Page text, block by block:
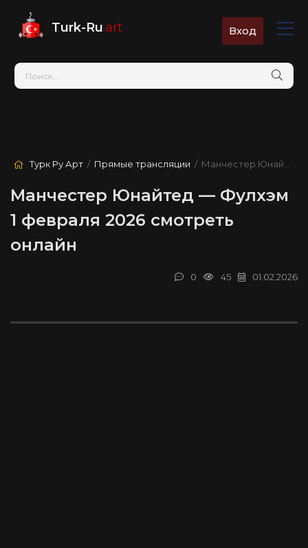
Turk-Ru.art Вход
Турк Ру Арт / Прямые трансляции / Манчестер Юнайтед — Фулхэм
Манчестер Юнайтед — Фулхэм
1 февраля 2026 смотреть
онлайн
01.02.2026
45
0